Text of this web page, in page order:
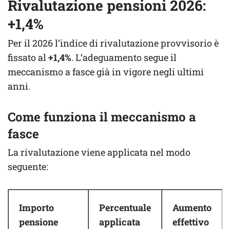
Rivalutazione pensioni 2026:
+1,4%
Per il 2026 l’indice di rivalutazione provvisorio è
fissato al+1,4%. L’adeguamento segue il
meccanismo a fasce già in vigore negli ultimi
anni.
Come funziona il meccanismo a
fasce
La rivalutazione viene applicata nel modo
seguente:
Importo
pensione
Percentuale
applicata
Aumento
effettivo